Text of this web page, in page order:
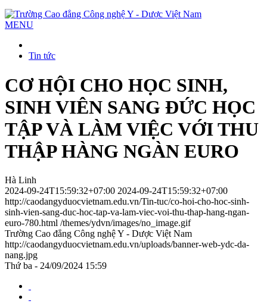
MENU
Tin tức
CƠ HỘI CHO HỌC SINH,
SINH VIÊN SANG ĐỨC HỌC
TẬP VÀ LÀM VIỆC VỚI THU
THẬP HÀNG NGÀN EURO
Hà Linh
2024-09-24T15:59:32+07:00 2024-09-24T15:59:32+07:00
http://caodangyduocvietnam.edu.vn/Tin-tuc/co-hoi-cho-hoc-sinh-
sinh-vien-sang-duc-hoc-tap-va-lam-viec-voi-thu-thap-hang-ngan-
euro-780.html /themes/ydvn/images/no_image.gif
Trường Cao đẳng Công nghệ Y - Dược Việt Nam
http://caodangyduocvietnam.edu.vn/uploads/banner-web-ydc-da-
nang.jpg
Thứ ba - 24/09/2024 15:59